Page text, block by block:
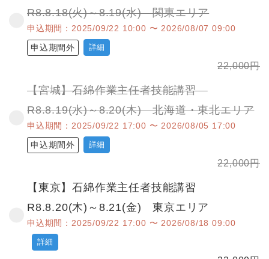
R8.8.18(火)～8.19(水) 関東エリア
申込期間：2025/09/22 10:00 〜 2026/08/07 09:00
申込期間外 詳細
22,000円
【宮城】石綿作業主任者技能講習
R8.8.19(水)～8.20(木) 北海道・東北エリア
申込期間：2025/09/22 17:00 〜 2026/08/05 17:00
申込期間外 詳細
22,000円
【東京】石綿作業主任者技能講習
R8.8.20(木)～8.21(金) 東京エリア
申込期間：2025/09/22 17:00 〜 2026/08/18 09:00
詳細